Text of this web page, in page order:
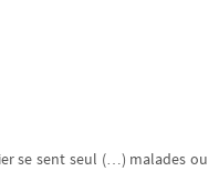
se sent seul (…) malades ou